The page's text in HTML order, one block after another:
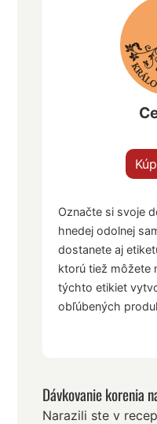
Označte si svoje
hnedej odolnej
dostanete aj
ktorú tiež môžete
týchto etikiet
obľúbených
Dávkovanie korenia
Narazili ste v